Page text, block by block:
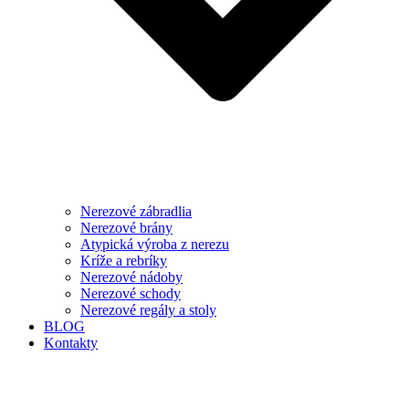
Nerezové zábradlia
Nerezové brány
Atypická výroba z nerezu
Kríže a rebríky
Nerezové nádoby
Nerezové schody
Nerezové regály a stoly
BLOG
Kontakty